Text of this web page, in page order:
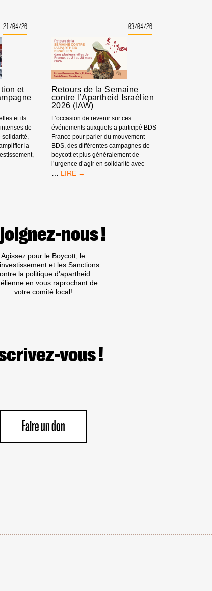
HUMAIN,
PARTENAIRE
DE
FESTIVALS
21/04/26
et
et ils
de
la
03/04/26
Retours de la Semaine
contre l’Apartheid Israélien
2026 (IAW)
L’occasion de revenir sur ces
événements auxquels a participé BDS
France pour parler du mouvement
BDS, des différentes campagnes de
boycott et plus généralement de
l’urgence d’agir en solidarité avec
… RETOURS
2026
nous !
Agissez pour le Boycott, le
et les Sanctions
la politique d'apartheid
en vous raprochant de
votre comité local!
vous !
Faire un don